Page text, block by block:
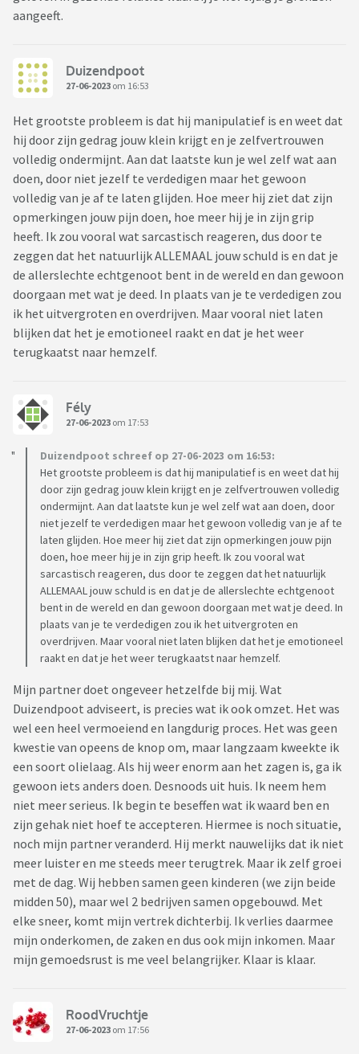
aangeeft.
Duizendpoot
27-06-2023 om 16:53
Het grootste probleem is dat hij manipulatief is en weet dat
hij door zijn gedrag jouw klein krijgt en je zelfvertrouwen
volledig ondermijnt. Aan dat laatste kun je wel zelf wat aan
doen, door niet jezelf te verdedigen maar het gewoon
volledig van je af te laten glijden. Hoe meer hij ziet dat zijn
opmerkingen jouw pijn doen, hoe meer hij je in zijn grip
heeft. Ik zou vooral wat sarcastisch reageren, dus door te
zeggen dat het natuurlijk ALLEMAAL jouw schuld is en dat je
de allerslechte echtgenoot bent in de wereld en dan gewoon
doorgaan met wat je deed. In plaats van je te verdedigen zou
ik het uitvergroten en overdrijven. Maar vooral niet laten
blijken dat het je emotioneel raakt en dat je het weer
terugkaatst naar hemzelf.
Fély
27-06-2023 om 17:53
Duizendpoot schreef op 27-06-2023 om 16:53:
Het grootste probleem is dat hij manipulatief is en weet dat hij
door zijn gedrag jouw klein krijgt en je zelfvertrouwen volledig
ondermijnt. Aan dat laatste kun je wel zelf wat aan doen, door
niet jezelf te verdedigen maar het gewoon volledig van je af te
laten glijden. Hoe meer hij ziet dat zijn opmerkingen jouw pijn
doen, hoe meer hij je in zijn grip heeft. Ik zou vooral wat
sarcastisch reageren, dus door te zeggen dat het natuurlijk
ALLEMAAL jouw schuld is en dat je de allerslechte echtgenoot
bent in de wereld en dan gewoon doorgaan met wat je deed. In
plaats van je te verdedigen zou ik het uitvergroten en
overdrijven. Maar vooral niet laten blijken dat het je emotioneel
raakt en dat je het weer terugkaatst naar hemzelf.
Mijn partner doet ongeveer hetzelfde bij mij. Wat
Duizendpoot adviseert, is precies wat ik ook omzet. Het was
wel een heel vermoeiend en langdurig proces. Het was geen
kwestie van opeens de knop om, maar langzaam kweekte ik
een soort olielaag. Als hij weer enorm aan het zagen is, ga ik
gewoon iets anders doen. Desnoods uit huis. Ik neem hem
niet meer serieus. Ik begin te beseffen wat ik waard ben en
zijn gehak niet hoef te accepteren. Hiermee is noch situatie,
noch mijn partner veranderd. Hij merkt nauwelijks dat ik niet
meer luister en me steeds meer terugtrek. Maar ik zelf groei
met de dag. Wij hebben samen geen kinderen (we zijn beide
midden 50), maar wel 2 bedrijven samen opgebouwd. Met
elke sneer, komt mijn vertrek dichterbij. Ik verlies daarmee
mijn onderkomen, de zaken en dus ook mijn inkomen. Maar
mijn gemoedsrust is me veel belangrijker. Klaar is klaar.
RoodVruchtje
27-06-2023 om 17:56